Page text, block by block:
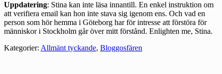
Uppdatering: Stina kan inte läsa innantill. En enkel instruktion om
att verifiera email kan hon inte stava sig igenom ens. Och vad en
person som hör hemma i Göteborg har för intresse att förstöra för
människor i Stockholm går över mitt förstånd. Enlighten me, Stina.
Kategorier: Allmänt tyckande, Bloggosfären